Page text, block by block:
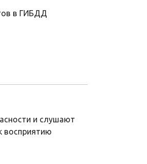
в ГИБДД
и слушают
восприятию